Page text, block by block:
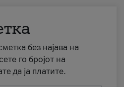
без најава на
го бројот на
да ја платите.